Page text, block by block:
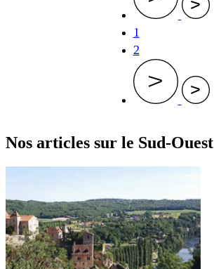
Page
courante
1
Page
2
Nos articles sur le Sud-Ouest